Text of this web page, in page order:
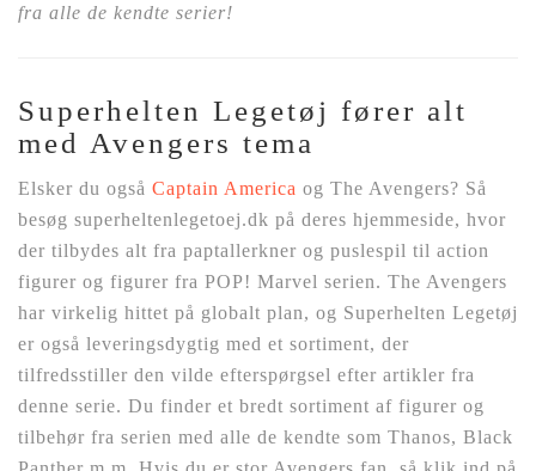
fra alle de kendte serier!
Superhelten Legetøj fører alt
med Avengers tema
Elsker du også Captain America og The Avengers? Så
besøg superheltenlegetoej.dk på deres hjemmeside, hvor
der tilbydes alt fra paptallerkner og puslespil til action
figurer og figurer fra POP! Marvel serien. The Avengers
har virkelig hittet på globalt plan, og Superhelten Legetøj
er også leveringsdygtig med et sortiment, der
tilfredsstiller den vilde efterspørgsel efter artikler fra
denne serie. Du finder et bredt sortiment af figurer og
tilbehør fra serien med alle de kendte som Thanos, Black